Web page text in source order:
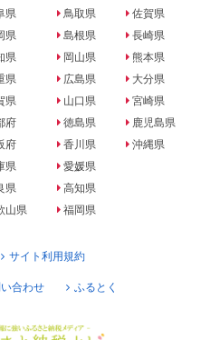
県
県
県
県
県
府
府
県
県
山県
鳥取県
島根県
岡山県
広島県
山口県
徳島県
香川県
愛媛県
高知県
福岡県
佐賀県
長崎県
熊本県
大分県
宮崎県
鹿児島県
沖縄県
サイト利用規約
合わせ ふるとく